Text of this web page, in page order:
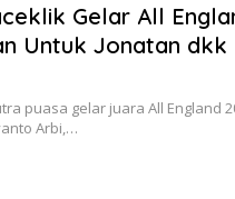
Gelar All
Untuk Jonatan dkk
puasa gelar juara All England
Arbi,…